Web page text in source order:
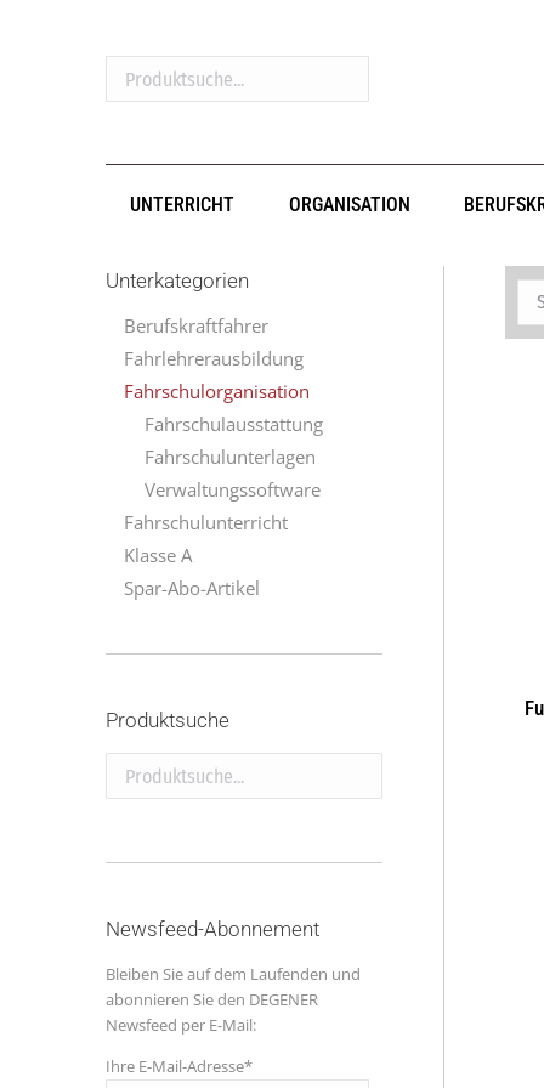
Produktsuche...
UNTERRICHT ORGANISATION
Unterkategorien
Berufskraftfahrer
Fahrlehrerausbildung
Fahrschulorganisation
Fahrschulausstattung
Fahrschulunterlagen
Verwaltungssoftware
Fahrschulunterricht
Klasse A
Spar-Abo-Artikel
Produktsuche
Produktsuche...
Newsfeed-Abonnement
Bleiben Sie auf dem Laufenden und
abonnieren Sie den DEGENER
Newsfeed per E-Mail:
Ihre E-Mail-Adresse*